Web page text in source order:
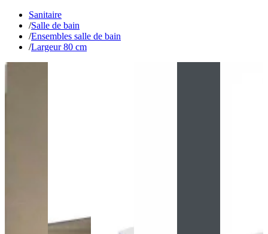
Sanitaire
/Salle de bain
/Ensembles salle de bain
/Largeur 80 cm